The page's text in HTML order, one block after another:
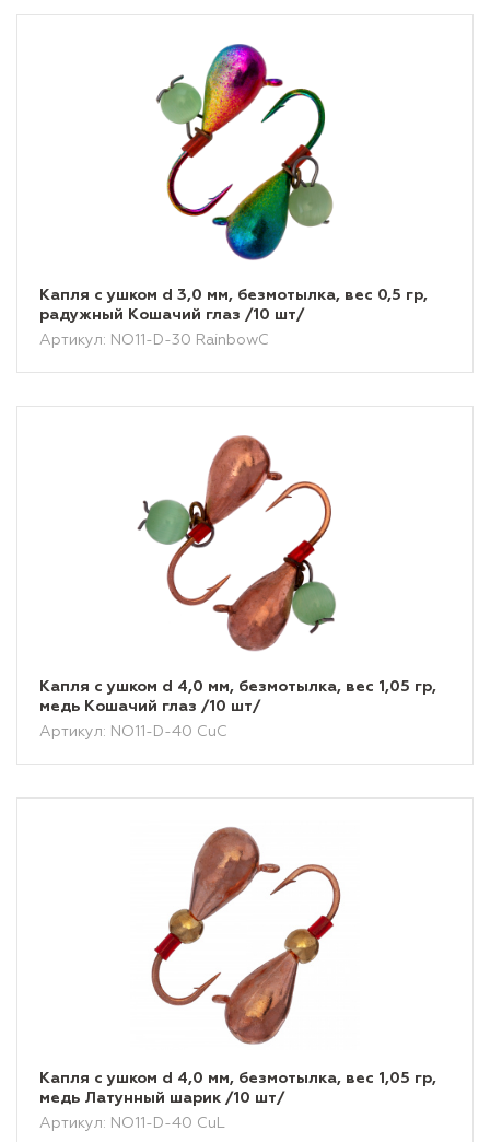
Капля с ушком d 3,0 мм, безмотылка, вес 0,5 гр,
радужный Кошачий глаз /10 шт/
Артикул: NO11-D-30 RainbowC
Капля с ушком d 4,0 мм, безмотылка, вес 1,05 гр,
медь Кошачий глаз /10 шт/
Артикул: NO11-D-40 CuC
Капля с ушком d 4,0 мм, безмотылка, вес 1,05 гр,
медь Латунный шарик /10 шт/
Артикул: NO11-D-40 CuL